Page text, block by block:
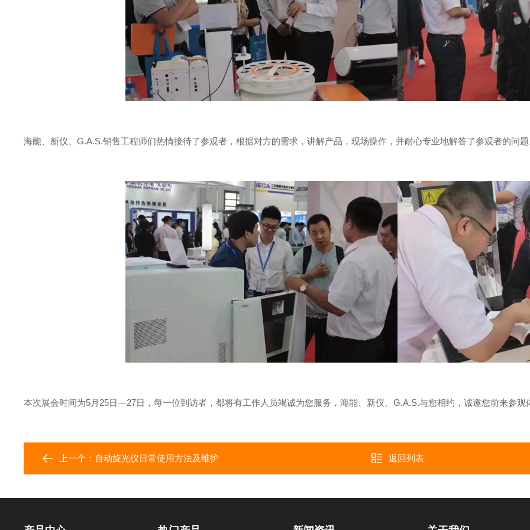
海能、新仪、G.A.S.销售工程师们热情接待了参观者，根据对方的需求，讲解产品，现场操作，并耐心专业地解答了参观者的问
本次展会时间为5月25日—27日，每一位到访者，都将有工作人员竭诚为您服务，海能、新仪、G.A.S.与您相约，诚邀您前来参观
上一个： 自动旋光仪日常使用方法及维护 返回列表